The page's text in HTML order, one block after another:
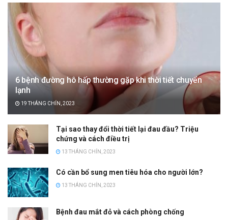
6 bệnh đường hô hấp thường gặp khi thời tiết chuyển
lạnh
19 THÁNG CHÍN, 2023
Tại sao thay đổi thời tiết lại đau đầu? Triệu
chứng và cách điều trị
13 THÁNG CHÍN, 2023
Có cần bổ sung men tiêu hóa cho người lớn?
13 THÁNG CHÍN, 2023
Bệnh đau mắt đỏ và cách phòng chống